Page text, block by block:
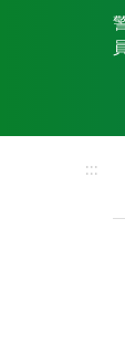
:::